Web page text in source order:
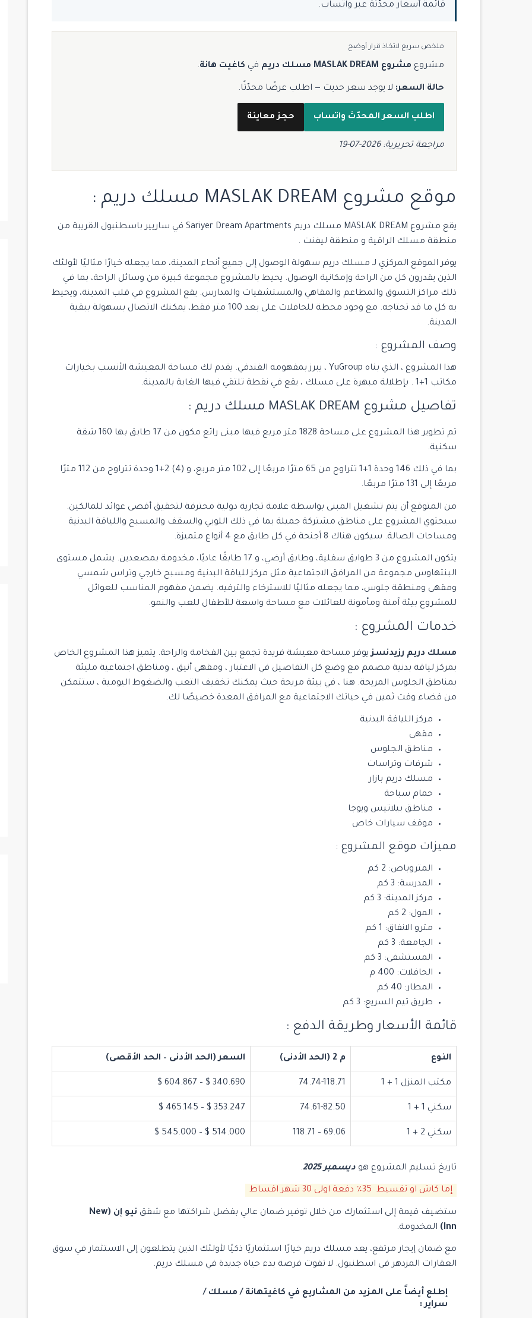
قائمة أسعار محدّثة عبر واتساب.
ملخص سريع لاتخاذ قرار أوضح
مشروع مشروع MASLAK DREAM مسلك دريم في كاغيت هانة.
حالة السعر: لا يوجد سعر حديث — اطلب عرضًا محدّثًا.
اطلب السعر المحدّث واتساب حجز معاينة
مراجعة تحريرية: 2026-07-19
موقع مشروع MASLAK DREAM مسلك دريم :
يقع مشروع MASLAK DREAM مسلك دريم Sariyer Dream Apartments في ساريير باسطنبول القريبة من
منطقة مسلك الراقية و منطقة ليفنت .
يوفر الموقع المركزي لـ مسلك دريم سهولة الوصول إلى جميع أنحاء المدينة، مما يجعله خيارًا مثاليًا لأولئك
الذين يقدرون كل من الراحة وإمكانية الوصول. يحيط بالمشروع مجموعة كبيرة من وسائل الراحة، بما في
ذلك مراكز التسوق والمطاعم والمقاهي والمستشفيات والمدارس. يقع المشروع في قلب المدينة، ويحيط
به كل ما قد تحتاجه. مع وجود محطة للحافلات على بعد 100 متر فقط، يمكنك الاتصال بسهولة ببقية
المدينة.
وصف المشروع :
هذا المشروع ، الذي بناه YuGroup ، يبرز بمفهومه الفندقي. يقدم لك مساحة المعيشة الأنسب بخيارات
مكاتب 1+1 . بإطلالة مبهرة على مسلك ، يقع في نقطة تلتقي فيها الغابة بالمدينة.
تفاصيل مشروع MASLAK DREAM مسلك دريم :
تم تطوير هذا المشروع على مساحة 1828 متر مربع فيها مبنى رائع مكون من 17 طابق بها 160 شقة
سكنية.
بما في ذلك 146 وحدة 1+1 تتراوح من 65 مترًا مربعًا إلى 102 متر مربع، و (4) 2+1 وحدة تتراوح من 112 مترًا
مربعًا إلى 131 مترًا مربعًا.
من المتوقع أن يتم تشغيل المبنى بواسطة علامة تجارية دولية محترفة لتحقيق أقصى عوائد للمالكين.
سيحتوي المشروع على مناطق مشتركة جميلة بما في ذلك اللوبي والسقف والمسبح واللياقة البدنية
ومساحات الصالة. سيكون هناك 8 أجنحة في كل طابق مع 4 أنواع متميزة.
يتكون المشروع من 3 طوابق سفلية، وطابق أرضي، و 17 طابقًا عاديًا، مخدومة بمصعدين. يشمل مستوى
البنتهاوس مجموعة من المرافق الاجتماعية مثل مركز للياقة البدنية ومسبح خارجي وتراس شمسي
ومقهى ومنطقة جلوس، مما يجعله مثاليًا للاسترخاء والترفيه. يضمن مفهوم المناسب للعوائل
للمشروع بيئة آمنة ومأمونة للعائلات مع مساحة واسعة للأطفال للعب والنمو.
خدمات المشروع :
مسلك دريم رزيدنسزيوفر مساحة معيشة فريدة تجمع بين الفخامة والراحة. يتميز هذا المشروع الخاص
بمركز لياقة بدنية مصمم مع وضع كل التفاصيل في الاعتبار ، ومقهى أنيق ، ومناطق اجتماعية مليئة
بمناطق الجلوس المريحة. هنا ، في بيئة مريحة حيث يمكنك تخفيف التعب والضغوط اليومية ، ستتمكن
من قضاء وقت ثمين في حياتك الاجتماعية مع المرافق المعدة خصيصًا لك.
مركز اللياقة البدنية
مقهى
مناطق الجلوس
شرفات وتراسات
مسلك دريم بازار
حمام سباحة
مناطق بيلاتيس ويوجا
موقف سيارات خاص
مميزات موقع المشروع :
المتروباص: 2 كم
المدرسة: 3 كم
مركز المدينة: 3 كم
المول: 2 كم
مترو الانفاق: 1 كم
الجامعة: 3 كم
المستشفى: 3 كم
الحافلات: 400 م
المطار: 40 كم
طريق تيم السريع: 3 كم
قائمة الأسعار وطريقة الدفع :
النوع م 2 (الحد الأدنى) السعر (الحد الأدنى – الحد الأقصى)
مكتب المنزل 1 + 1 74.74-118.71
340.690 $ – 604.867 $
سكني 1 + 1 74.61-82.50
353.247 $ – 465.145 $
سكني 2 + 1 69.06 – 118.71
514.000 $ – 545.000 $
تاريخ تسليم المشروع هو ديسمبر 2025 .
إما كاش او تقسيط 35٪ دفعة اولى 30 شهر اقساط
ستضيف قيمة إلى استثمارك من خلال توفير ضمان عالي بفضل شراكتها مع شقق
نيو إن (New
Inn)
المخدومة.
مع ضمان إيجار مرتفع، يعد مسلك دريم خيارًا استثماريًا ذكيًا لأولئك الذين يتطلعون إلى الاستثمار في سوق
العقارات المزدهر في اسطنبول. لا تفوت فرصة بدء حياة جديدة في مسلك دريم.
إطلع أيضاً على المزيد من المشاريع في كاغيتهانة / مسلك /
سراير :
$ 2,700,000
للبيع جاهز للسكن
مشروع Yoo Istanbul
Beşiktaş
$ 1,300,000
للبيع